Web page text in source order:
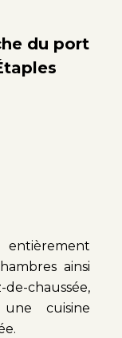
du port
ainsi
chaussée,
cuisine